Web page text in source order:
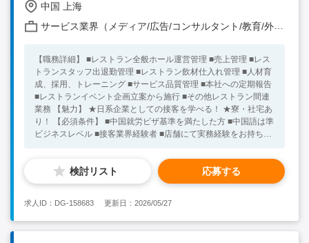
中国 上海
サービス業界（メディア/広告/コンサルタント/教育/外食/飲食/美容/娯楽/士業 他）
【職務詳細】 ■レストラン全般ホール運営管理 ■売上管理 ■レス
トランスタッフ出退勤管理 ■レストラン飲材仕入れ管理 ■人材育
成、採用、トレーニング ■サービス品質管理 ■本社への定期報告
■レストランイベント企画立案から施行 ■その他レストラン間連
業務 【魅力】 ★日系企業としての接客を学べる！ ★寮・社宅あ
り！ 【必須条件】 ■中国就労ビザ基準を満たした方 ■中国語は準
ビジネスレベル ■接客業界経験者 ■店舗にて実務経験をお持ちの
職 中国勤務 中国就職支援 無料斡旋サービス 接客 飲食サ
ービス 現場ホール
検討リスト 応募する
求人ID：DG-158683 更新日：2026/05/27